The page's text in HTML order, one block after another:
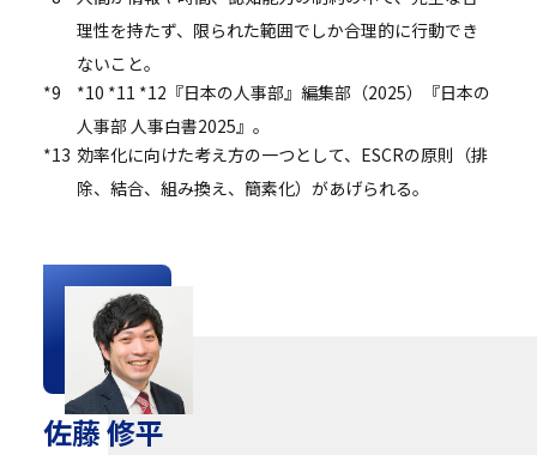
理性を持たず、限られた範囲でしか合理的に行動でき
ないこと。
*9
*10 *11 *12『日本の人事部』編集部（2025）『日本の
人事部 人事白書2025』。
*13 効率化に向けた考え方の一つとして、ESCRの原則（排
除、結合、組み換え、簡素化）があげられる。
佐藤 修平